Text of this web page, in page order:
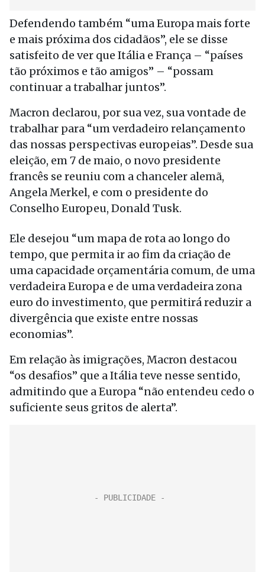
Defendendo também “uma Europa mais forte
e mais próxima dos cidadãos”, ele se disse
satisfeito de ver que Itália e França – “países
tão próximos e tão amigos” – “possam
continuar a trabalhar juntos”.
Macron declarou, por sua vez, sua vontade de
trabalhar para “um verdadeiro relançamento
das nossas perspectivas europeias”. Desde sua
eleição, em 7 de maio, o novo presidente
francês se reuniu com a chanceler alemã,
Angela Merkel, e com o presidente do
Conselho Europeu, Donald Tusk.
Ele desejou “um mapa de rota ao longo do
tempo, que permita ir ao fim da criação de
uma capacidade orçamentária comum, de uma
verdadeira Europa e de uma verdadeira zona
euro do investimento, que permitirá reduzir a
divergência que existe entre nossas
economias”.
Em relação às imigrações, Macron destacou
“os desafios” que a Itália teve nesse sentido,
admitindo que a Europa “não entendeu cedo o
suficiente seus gritos de alerta”.